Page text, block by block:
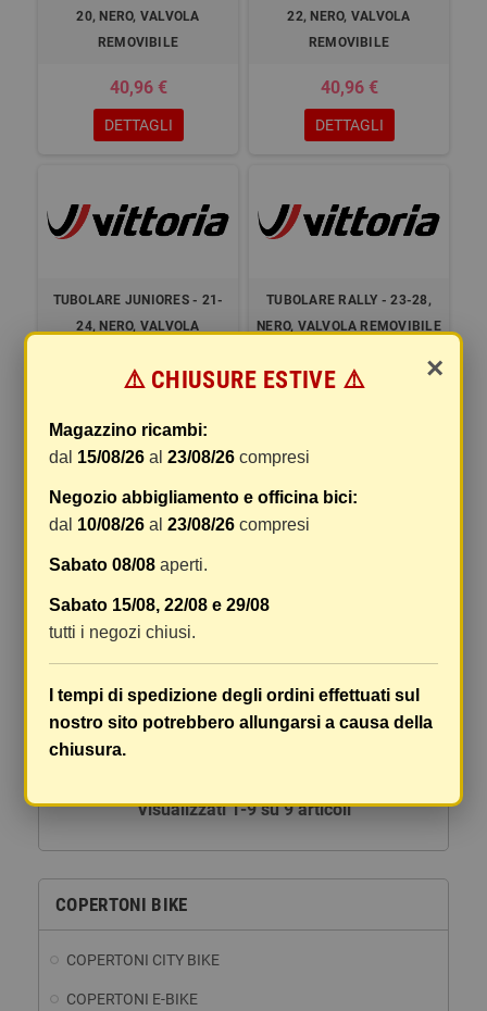
COPERTONI BIKE
COPERTONI CITY BIKE
COPERTONI E-BIKE
20, NERO, VALVOLA
REMOVIBILE
40,96 €
DETTAGLI
22, NERO, VALVOLA
REMOVIBILE
40,96 €
DETTAGLI
TUBOLARE JUNIORES - 21-
24, NERO, VALVOLA
DETTAGLI
TUBOLARE RALLY - 23-28,
NERO, VALVOLA REMOVIBILE
TUBOLARE RALLY - 25-28,
NERO, VALVOLA REMOVIBILE
DETTAGLI
Visualizzati 1-9 su 9 articoli
×
⚠️ CHIUSURE ESTIVE ⚠️
Magazzino ricambi:
dal 15/08/26 al23/08/26 compresi
Negozio abbigliamento e officina bici:
dal 10/08/26 al23/08/26 compresi
Sabato 08/08 aperti.
Sabato 15/08, 22/08 e 29/08
tutti i negozi chiusi.
I tempi di spedizione degli ordini effettuati sul
nostro sito potrebbero allungarsi a causa della
chiusura.